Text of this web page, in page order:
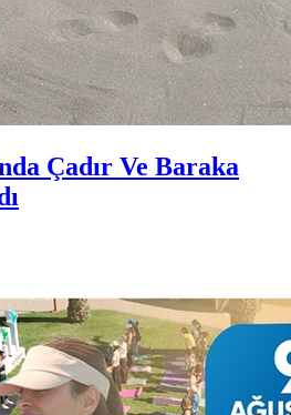
Çadır Ve Baraka